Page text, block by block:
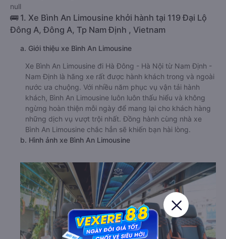
null
🚌 1. Xe Bình An Limousine khởi hành tại 119 Đại Lộ
Đông A, Đông A, Tp Nam Định , Vietnam
a. Giới thiệu xe Bình An Limousine
Xe Bình An Limousine đi Hà Đông - Hà Nội từ Nam Định -
Nam Định là hãng xe rất được hành khách trong và ngoài
nước ưa chuộng. Với nhiều năm phục vụ vận tải hành
khách, Bình An Limousine luôn luôn thấu hiểu và không
ngừng hoàn thiện mỗi ngày để mang lại cho khách hàng
những dịch vụ vượt trội nhất. Đồng hành cùng nhà xe
Bình An Limousine chắc hẳn sẽ khiến bạn hài lòng.
b. Hình ảnh xe Bình An Limousine